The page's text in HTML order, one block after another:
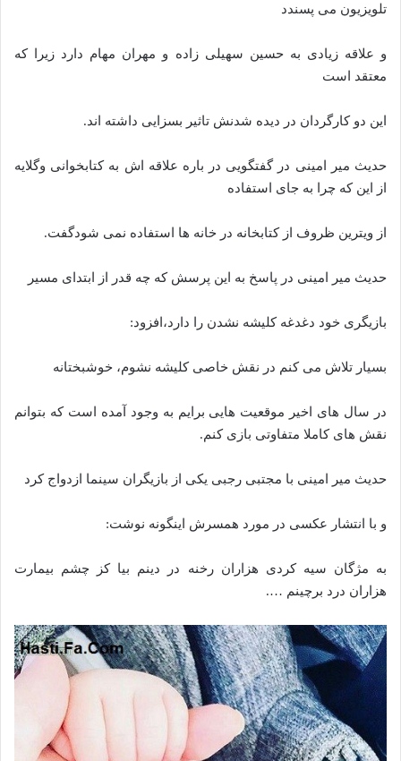
تلویزیون می پسندد
و علاقه زیادی به حسین سهیلی زاده و مهران مهام دارد زیرا که
معتقد است
این دو کارگردان در دیده شدنش تاثیر بسزایی داشته اند.
حدیث میر امینی در گفتگویی در باره علاقه اش به کتابخوانی وگلایه
از این که چرا به جای استفاده
از ویترین ظروف از کتابخانه در خانه ها استفاده نمی شودگفت.
حدیث میر امینی در پاسخ به این پرسش که چه قدر از ابتدای مسیر
بازیگری خود دغدغه کلیشه نشدن را دارد،افزود:
بسیار تلاش می کنم در نقش خاصی کلیشه نشوم، خوشبختانه
در سال های اخیر موقعیت هایی برایم به وجود آمده است که بتوانم
نقش های کاملا متفاوتی بازی کنم.
حدیث میر امینی با مجتبی رجبی یکی از بازیگران سینما ازدواج کرد
و با انتشار عکسی در مورد همسرش اینگونه نوشت:
به مژگان سیه کردی هزاران رخنه در دینم بیا کز چشم بیمارت
هزاران درد برچینم ….